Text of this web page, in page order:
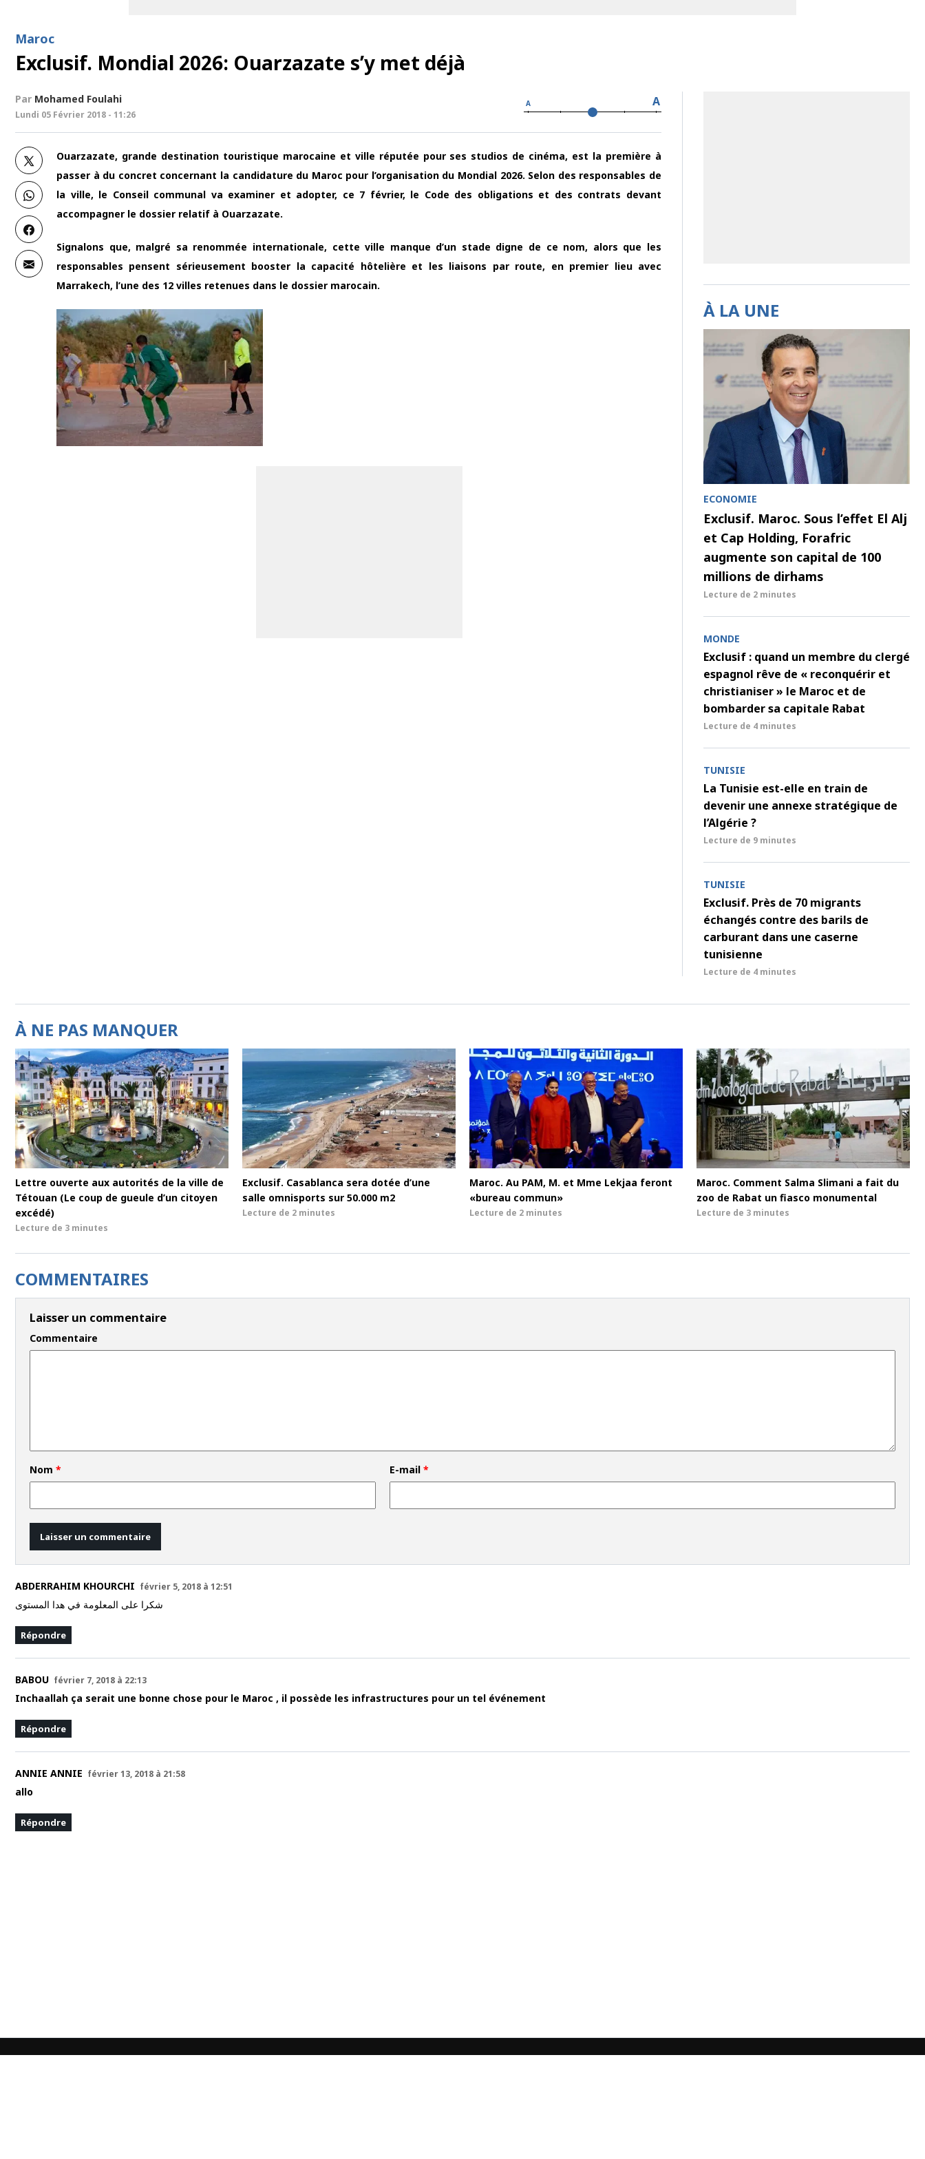
Maroc
Exclusif. Mondial 2026: Ouarzazate s’y met déjà
Par Mohamed Foulahi
Lundi 05 Février 2018 - 11:26
A A
Ouarzazate, grande destination touristique marocaine et ville réputée pour ses studios de cinéma, est la première à
passer à du concret concernant la candidature du Maroc pour l’organisation du Mondial 2026. Selon des responsables de
la ville, le Conseil communal va examiner et adopter, ce 7 février, le Code des obligations et des contrats devant
accompagner le dossier relatif à Ouarzazate.
Signalons que, malgré sa renommée internationale, cette ville manque d’un stade digne de ce nom, alors que les
responsables pensent sérieusement booster la capacité hôtelière et les liaisons par route, en premier lieu avec
Marrakech, l’une des 12 villes retenues dans le dossier marocain.
À LA UNE
ECONOMIE
Exclusif. Maroc. Sous l’effet El Alj
et Cap Holding, Forafric
augmente son capital de 100
millions de dirhams
Lecture de 2 minutes
MONDE
Exclusif : quand un membre du clergé
espagnol rêve de « reconquérir et
christianiser » le Maroc et de
bombarder sa capitale Rabat
Lecture de 4 minutes
TUNISIE
La Tunisie est-elle en train de
devenir une annexe stratégique de
l’Algérie ?
Lecture de 9 minutes
TUNISIE
Exclusif. Près de 70 migrants
échangés contre des barils de
carburant dans une caserne
tunisienne
Lecture de 4 minutes
À NE PAS MANQUER
Lettre ouverte aux autorités de la ville de
Tétouan (Le coup de gueule d’un citoyen
excédé)
Lecture de 3 minutes
Exclusif. Casablanca sera dotée d’une
salle omnisports sur 50.000 m2
Lecture de 2 minutes
Maroc. Au PAM, M. et Mme Lekjaa feront
«bureau commun»
Lecture de 2 minutes
Maroc. Comment Salma Slimani a fait du
zoo de Rabat un fiasco monumental
Lecture de 3 minutes
COMMENTAIRES
Laisser un commentaire
Commentaire
Nom * E-mail*
ABDERRAHIM KHOURCHI février 5, 2018 à 12:51
شكرا على المعلومة في هدا المستوى
Répondre
BABOU février 7, 2018 à 22:13
Inchaallah ça serait une bonne chose pour le Maroc , il possède les infrastructures pour un tel événement
Répondre
ANNIE ANNIE février 13, 2018 à 21:58
allo
Répondre